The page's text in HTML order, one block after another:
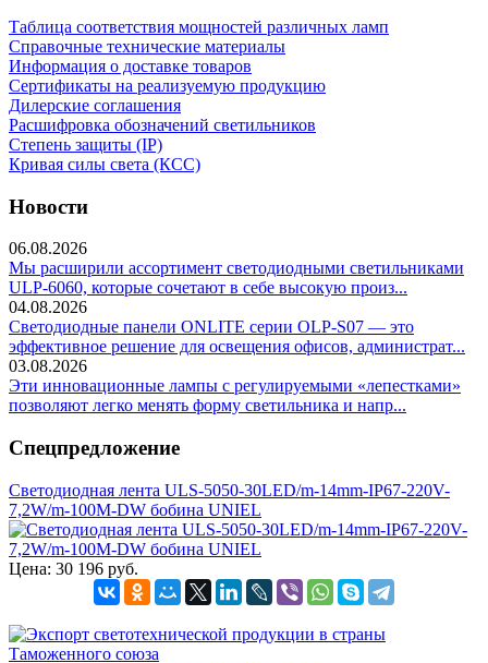
Таблица соответствия мощностей различных ламп
Справочные технические материалы
Информация о доставке товаров
Сертификаты на реализуемую продукцию
Дилерские соглашения
Расшифровка обозначений светильников
Степень защиты (IP)
Кривая силы света (КСС)
Новости
06.08.2026
Мы расширили ассортимент светодиодными светильниками
ULP-6060, которые сочетают в себе высокую произ...
04.08.2026
Светодиодные панели ONLITE серии OLP-S07 — это
эффективное решение для освещения офисов, администрат...
03.08.2026
Эти инновационные лампы с регулируемыми «лепестками»
позволяют легко менять форму светильника и напр...
Спецпредложение
Светодиодная лента ULS-5050-30LED/m-14mm-IP67-220V-
7,2W/m-100M-DW бобина UNIEL
Цена: 30 196 руб.